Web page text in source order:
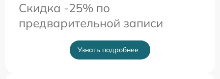
Скидка -25% по
предварительной записи
Узнать подробнее